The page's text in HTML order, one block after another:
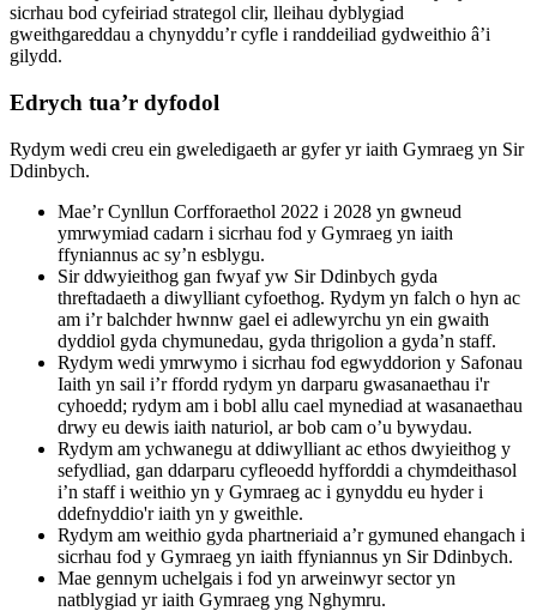
sicrhau bod cyfeiriad strategol clir, lleihau dyblygiad
gweithgareddau a chynyddu’r cyfle i randdeiliad gydweithio â’i
gilydd.
Edrych tua’r dyfodol
Rydym wedi creu ein gweledigaeth ar gyfer yr iaith Gymraeg yn Sir
Ddinbych.
Mae’r Cynllun Corfforaethol 2022 i 2028 yn gwneud
ymrwymiad cadarn i sicrhau fod y Gymraeg yn iaith
ffyniannus ac sy’n esblygu.
Sir ddwyieithog gan fwyaf yw Sir Ddinbych gyda
threftadaeth a diwylliant cyfoethog. Rydym yn falch o hyn ac
am i’r balchder hwnnw gael ei adlewyrchu yn ein gwaith
dyddiol gyda chymunedau, gyda thrigolion a gyda’n staff.
Rydym wedi ymrwymo i sicrhau fod egwyddorion y Safonau
Iaith yn sail i’r ffordd rydym yn darparu gwasanaethau i'r
cyhoedd; rydym am i bobl allu cael mynediad at wasanaethau
drwy eu dewis iaith naturiol, ar bob cam o’u bywydau.
Rydym am ychwanegu at ddiwylliant ac ethos dwyieithog y
sefydliad, gan ddarparu cyfleoedd hyfforddi a chymdeithasol
i’n staff i weithio yn y Gymraeg ac i gynyddu eu hyder i
ddefnyddio'r iaith yn y gweithle.
Rydym am weithio gyda phartneriaid a’r gymuned ehangach i
sicrhau fod y Gymraeg yn iaith ffyniannus yn Sir Ddinbych.
Mae gennym uchelgais i fod yn arweinwyr sector yn
natblygiad yr iaith Gymraeg yng Nghymru.